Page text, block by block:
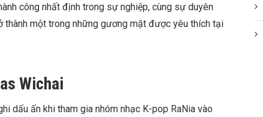
công nhất định trong sự nghiệp, cùng sự duyên
thành một trong những gương mặt được yêu thích tại
Wichai
dấu ấn khi tham gia nhóm nhạc K-pop RaNia vào